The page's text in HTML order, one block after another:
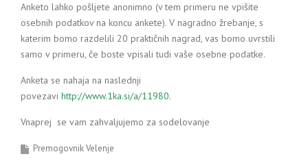
Anketo lahko pošljete anonimno (v tem primeru ne vpišite
osebnih podatkov na koncu ankete). V nagradno žrebanje, s
katerim bomo razdelili 20 praktičnih nagrad, vas bomo uvrstili
samo v primeru, če boste vpisali tudi vaše osebne podatke.
Anketa se nahaja na naslednji
povezavi http://www.1ka.si/a/11980.
Vnaprej se vam zahvaljujemo za sodelovanje
Premogovnik Velenje